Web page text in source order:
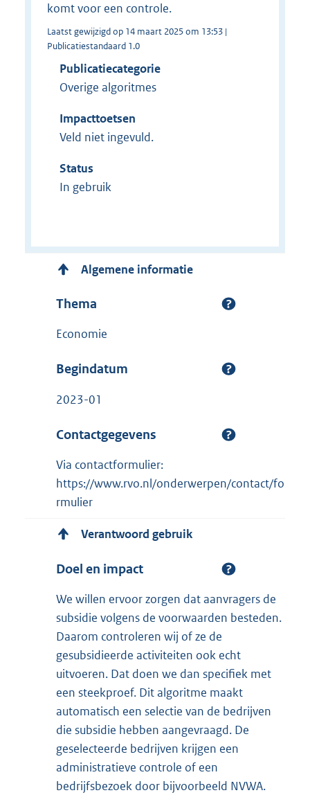
komt voor een controle.
Laatst gewijzigd op 14 maart 2025 om 13:53 |
Publicatiestandaard 1.0
Publicatiecategorie
Overige algoritmes
Impacttoetsen
Veld niet ingevuld.
Status
In gebruik
Algemene informatie
Thema
Economie
Begindatum
2023-01
Contactgegevens
Via contactformulier:
https://www.rvo.nl/onderwerpen/contact/fo
rmulier
Verantwoord gebruik
Doel en impact
We willen ervoor zorgen dat aanvragers de
subsidie volgens de voorwaarden besteden.
Daarom controleren wij of ze de
gesubsidieerde activiteiten ook echt
uitvoeren. Dat doen we dan specifiek met
een steekproef. Dit algoritme maakt
automatisch een selectie van de bedrijven
die subsidie hebben aangevraagd. De
geselecteerde bedrijven krijgen een
administratieve controle of een
bedrijfsbezoek door bijvoorbeeld NVWA.